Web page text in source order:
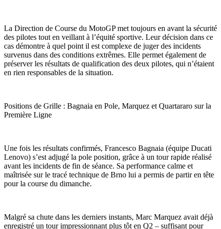
La Direction de Course du MotoGP met toujours en avant la sécurité
des pilotes tout en veillant à l’équité sportive. Leur décision dans ce
cas démontre à quel point il est complexe de juger des incidents
survenus dans des conditions extrêmes. Elle permet également de
préserver les résultats de qualification des deux pilotes, qui n’étaient
en rien responsables de la situation.
Positions de Grille : Bagnaia en Pole, Marquez et Quartararo sur la
Première Ligne
Une fois les résultats confirmés, Francesco Bagnaia (équipe Ducati
Lenovo) s’est adjugé la pole position, grâce à un tour rapide réalisé
avant les incidents de fin de séance. Sa performance calme et
maîtrisée sur le tracé technique de Brno lui a permis de partir en tête
pour la course du dimanche.
Malgré sa chute dans les derniers instants, Marc Marquez avait déjà
enregistré un tour impressionnant plus tôt en Q2 – suffisant pour